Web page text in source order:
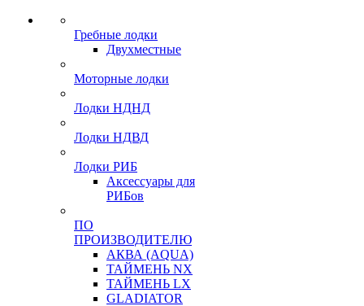
Гребные лодки
Двухместные
Моторные лодки
Лодки НДНД
Лодки НДВД
Лодки РИБ
Аксессуары для
РИБов
ПО
ПРОИЗВОДИТЕЛЮ
АКВА (AQUA)
ТАЙМЕНЬ NX
ТАЙМЕНЬ LX
GLADIATOR